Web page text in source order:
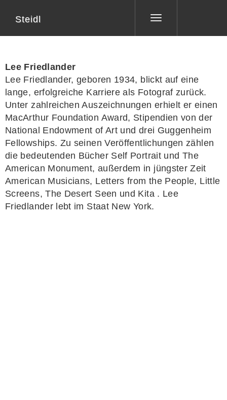
Toggle
Steidl
Lee Friedlander
Lee Friedlander, geboren 1934, blickt auf eine
lange, erfolgreiche Karriere als Fotograf zurück.
Unter zahlreichen Auszeichnungen erhielt er einen
MacArthur Foundation Award, Stipendien von der
National Endowment of Art und drei Guggenheim
Fellowships. Zu seinen Veröffentlichungen zählen
die bedeutenden Bücher Self Portraitund The
American Monument, außerdem in jüngster Zeit
American Musicians, Letters from the People, Little
Screens, The Desert Seen und Kita. Lee
Friedlander lebt im Staat New York.